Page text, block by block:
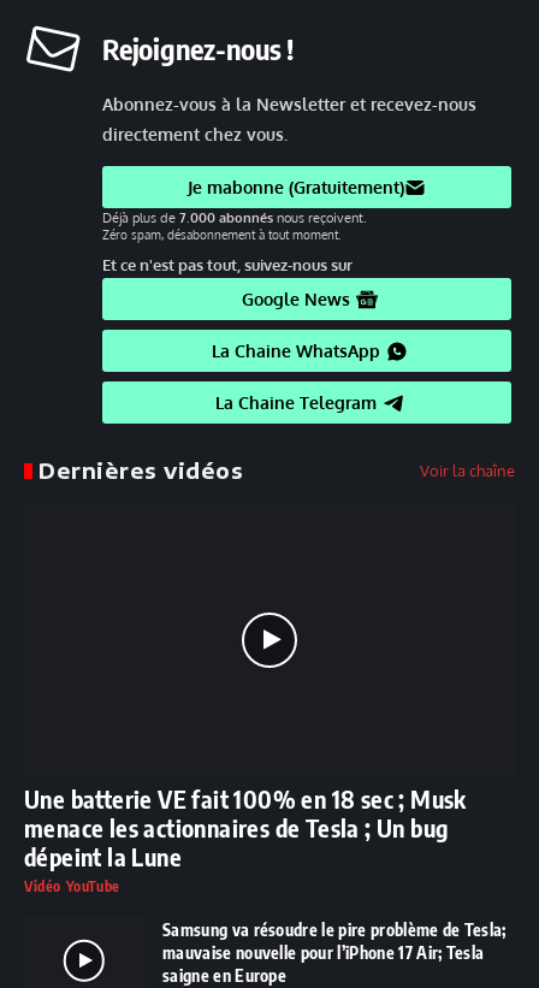
Rejoignez-nous !
Abonnez-vous à la Newsletter et recevez-nous
directement chez vous.
Je mabonne (Gratuitement)
Déjà plus de 7.000 abonnés nous reçoivent.
Zéro spam, désabonnement à tout moment.
Et ce n'est pas tout, suivez-nous sur
Google News
La Chaine WhatsApp
La Chaine Telegram
Dernières vidéos Voir la chaîne
Une batterie VE fait 100% en 18 sec ; Musk
menace les actionnaires de Tesla ; Un bug
dépeint la Lune
Vidéo YouTube
Samsung va résoudre le pire problème de Tesla;
mauvaise nouvelle pour l’iPhone 17 Air; Tesla
saigne en Europe